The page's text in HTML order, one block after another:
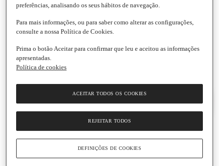
PARA AS NECESSIDADES DA SUA CASA
Categorias mais procuradas
preferências, analisando os seus hábitos de navegação.
Para mais informações, ou para saber como alterar as configurações,
consulte a nossa Política de Cookies.
Prima o botão Aceitar para confirmar que leu e aceitou as informações
apresentadas.
Política de cookies
REJEITAR TODOS
ACEITAR TODOS OS COOKIES
DEFINIÇÕES DE COOKIES